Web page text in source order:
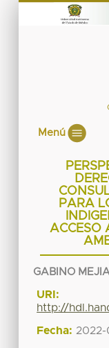
Menú
PARA
ACCESO
GABINO
URI:
http://
Fecha: 2022-